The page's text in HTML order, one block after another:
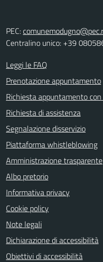
PEC:
Centralino unico: +39
Leggi le FAQ
Prenotazione appuntamento
Richiesta appuntamento
Richiesta di assistenza
Segnalazione disservizio
Piattaforma whistleblowing
Amministrazione trasparente
Albo pretorio
Informativa privacy
Cookie policy
Note legali
Dichiarazione di accessibilità
Obiettivi di accessibilità